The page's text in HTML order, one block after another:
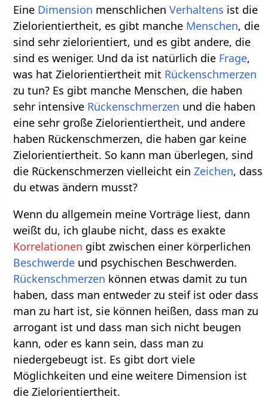
Eine Dimension menschlichenVerhaltens ist die
Zielorientiertheit, es gibt manche Menschen, die
sind sehr zielorientiert, und es gibt andere, die
sind es weniger. Und da ist natürlich die Frage,
was hat Zielorientiertheit mit Rückenschmerzen
zu tun? Es gibt manche Menschen, die haben
sehr intensive Rückenschmerzen und die haben
eine sehr große Zielorientiertheit, und andere
haben Rückenschmerzen, die haben gar keine
Zielorientiertheit. So kann man überlegen, sind
die Rückenschmerzen vielleicht einZeichen, dass
du etwas ändern musst?
Wenn du allgemein meine Vorträge liest, dann
weißt du, ich glaube nicht, dass es exakte
Korrelationen gibt zwischen einer körperlichen
Beschwerde und psychischen Beschwerden.
Rückenschmerzen können etwas damit zu tun
haben, dass man entweder zu steif ist oder dass
man zu hart ist, sie können heißen, dass man zu
arrogant ist und dass man sich nicht beugen
kann, oder es kann sein, dass man zu
niedergebeugt ist. Es gibt dort viele
Möglichkeiten und eine weitere Dimension ist
die Zielorientiertheit.